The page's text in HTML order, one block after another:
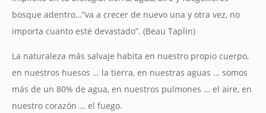
bosque adentro…”va a crecer de nuevo una y otra vez, no
importa cuanto esté devastado”. (Beau Taplin)
La naturaleza más salvaje habita en nuestro propio cuerpo,
en nuestros huesos … la tierra, en nuestras aguas … somos
más de un 80% de agua, en nuestros pulmones … el aire, en
nuestro corazón … el fuego.